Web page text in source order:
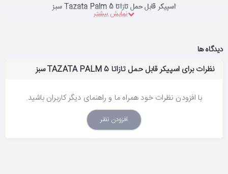
اسپیکر قابل حمل تازاتا Tazata Palm 5 سبز
دیدگاه ها
نظرات برای اسپیکر قابل حمل تازاتا TAZATA PALM 5 سبز
با افزودن نظرات خود همراه ما و راهنمای دیگر کاربران باشید.
افزودن نظر